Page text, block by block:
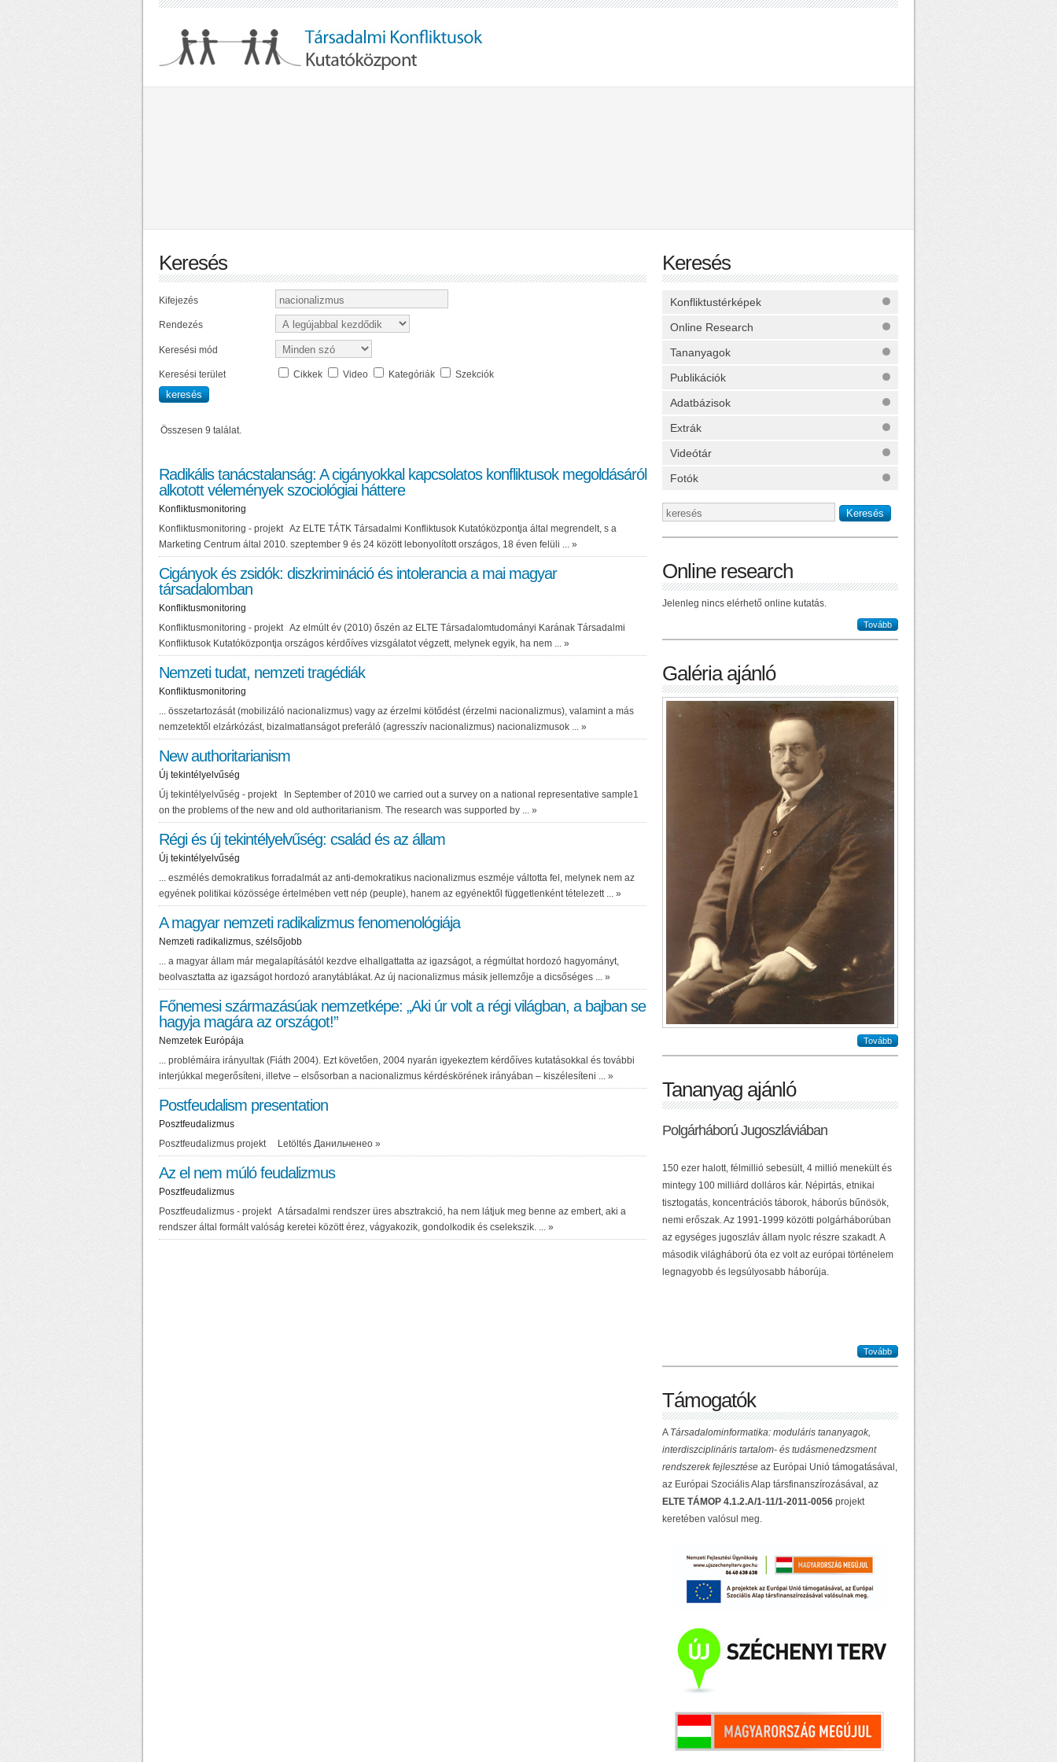
Keresés
Kifejezés
Rendezés
Keresési mód
Keresési terület Cikkek Video Kategóriák Szekciók
Összesen 9 találat.
Radikális tanácstalanság: A cigányokkal kapcsolatos konfliktusok megoldásáról
alkotott vélemények szociológiai háttere
Konfliktusmonitoring
Konfliktusmonitoring - projekt Az ELTE TÁTK Társadalmi Konfliktusok Kutatóközpontja által megrendelt, s a
Marketing Centrum által 2010. szeptember 9 és 24 között lebonyolított országos, 18 éven felüli ... »
Cigányok és zsidók: diszkrimináció és intolerancia a mai magyar
társadalomban
Konfliktusmonitoring
Konfliktusmonitoring - projekt Az elmúlt év (2010) őszén az ELTE Társadalomtudományi Karának Társadalmi
Konfliktusok Kutatóközpontja országos kérdőíves vizsgálatot végzett, melynek egyik, ha nem ... »
Nemzeti tudat, nemzeti tragédiák
Konfliktusmonitoring
... összetartozását (mobilizáló nacionalizmus) vagy az érzelmi kötődést (érzelmi nacionalizmus), valamint a más
nemzetektől elzárkózást, bizalmatlanságot preferáló (agresszív nacionalizmus) nacionalizmusok ... »
New authoritarianism
Új tekintélyelvűség
Új tekintélyelvűség - projekt In September of 2010 we carried out a survey on a national representative sample1
on the problems of the new and old authoritarianism. The research was supported by ... »
Régi és új tekintélyelvűség: család és az állam
Új tekintélyelvűség
... eszmélés demokratikus forradalmát az anti-demokratikus nacionalizmus eszméje váltotta fel, melynek nem az
egyének politikai közössége értelmében vett nép (peuple), hanem az egyénektől függetlenként tételezett ... »
A magyar nemzeti radikalizmus fenomenológiája
Nemzeti radikalizmus, szélsőjobb
... a magyar állam már megalapításától kezdve elhallgattatta az igazságot, a régmúltat hordozó hagyományt,
beolvasztatta az igazságot hordozó aranytáblákat. Az új nacionalizmus másik jellemzője a dicsőséges ... »
Főnemesi származásúak nemzetképe: „Aki úr volt a régi világban, a bajban se
hagyja magára az országot!”
Nemzetek Európája
... problémáira irányultak (Fiáth 2004). Ezt követően, 2004 nyarán igyekeztem kérdőíves kutatásokkal és további
interjúkkal megerősíteni, illetve – elsősorban a nacionalizmus kérdéskörének irányában – kiszélesíteni ... »
Postfeudalism presentation
Posztfeudalizmus
Posztfeudalizmus projekt Letöltés Данильченео »
Az el nem múló feudalizmus
Posztfeudalizmus
Posztfeudalizmus - projekt A társadalmi rendszer üres absztrakció, ha nem látjuk meg benne az embert, aki a
rendszer által formált valóság keretei között érez, vágyakozik, gondolkodik és cselekszik. ... »
Keresés
Konfliktustérképek
Online Research
Tananyagok
Publikációk
Adatbázisok
Extrák
Videótár
Fotók
Online research
Jelenleg nincs elérhető online kutatás.
Tovább
Galéria ajánló
Tovább
Tananyag ajánló
Polgárháború Jugoszláviában
150 ezer halott, félmillió sebesült, 4 millió menekült és
mintegy 100 milliárd dolláros kár. Népirtás, etnikai
tisztogatás, koncentrációs táborok, háborús bűnösök,
nemi erőszak. Az 1991-1999 közötti polgárháborúban
az egységes jugoszláv állam nyolc részre szakadt. A
második világháború óta ez volt az európai történelem
legnagyobb és legsúlyosabb háborúja.
Tovább
Támogatók
A Társadalominformatika: moduláris tananyagok,
interdiszciplináris tartalom- és tudásmenedzsment
rendszerek fejlesztése az Európai Unió támogatásával,
az Európai Szociális Alap társfinanszírozásával, az
ELTE TÁMOP 4.1.2.A/1-11/1-2011-0056 projekt
keretében valósul meg.